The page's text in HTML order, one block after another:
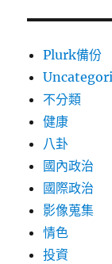
Plurk備份
不分類
健康
八卦
國內政治
國際政治
影像蒐集
情色
投資